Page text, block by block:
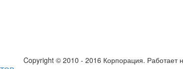
Copyright © 2010 - 2016 Корпорация. Работает